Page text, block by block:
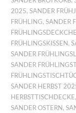
2025,SANDER
FRÜHLING,SANDER
FRÜHLINGSKISSEN ,
SANDER
SANDER
SANDER HERBST
HERBSTTISCHDECKE
SANDER OSTERN ,